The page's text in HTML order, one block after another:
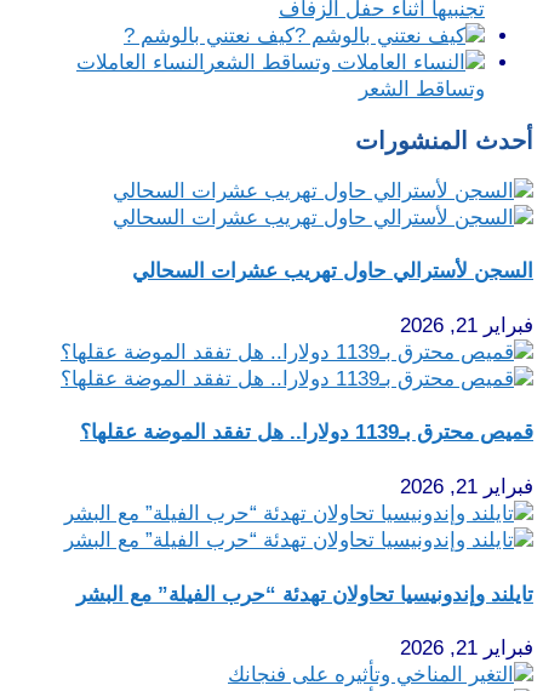
تجنبيها أثناء حفل الزفاف
كيف نعتني بالوشم ?
النساء العاملات
وتساقط الشعر
أحدث المنشورات
السجن لأسترالي حاول تهريب عشرات السحالي
فبراير 21, 2026
قميص محترق بـ1139 دولارا.. هل تفقد الموضة عقلها؟
فبراير 21, 2026
تايلند وإندونيسيا تحاولان تهدئة “حرب الفيلة” مع البشر
فبراير 21, 2026